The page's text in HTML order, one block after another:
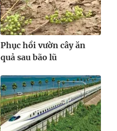
Phục hồi vườn cây ăn
quả sau bão lũ